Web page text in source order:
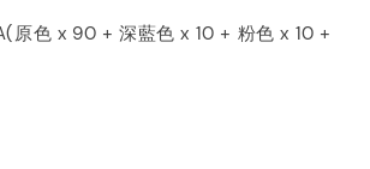
原色 x 90 + 深藍色 x 10 + 粉色 x 10 +